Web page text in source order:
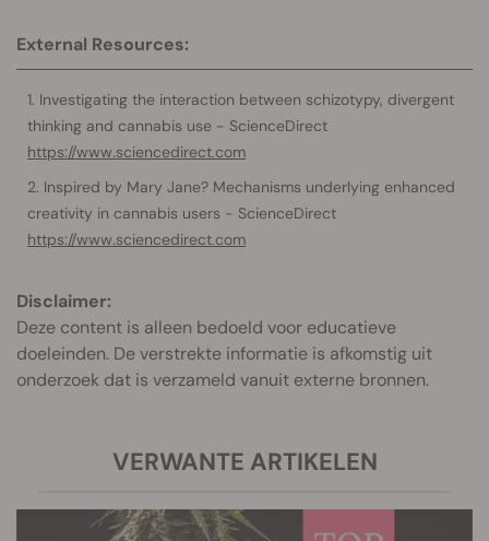
External Resources:
Investigating the interaction between schizotypy, divergent
thinking and cannabis use - ScienceDirect
https://www.sciencedirect.com
Inspired by Mary Jane? Mechanisms underlying enhanced
creativity in cannabis users - ScienceDirect
https://www.sciencedirect.com
Disclaimer:
Deze content is alleen bedoeld voor educatieve
doeleinden. De verstrekte informatie is afkomstig uit
onderzoek dat is verzameld vanuit externe bronnen.
VERWANTE ARTIKELEN